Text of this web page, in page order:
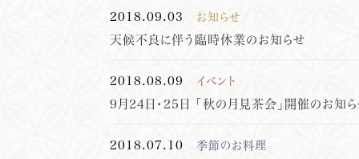
2018.09.03 お知らせ
天候不良に伴う臨時休業のお知らせ
2018.08.09 イベント
9月24日・25日 「秋の月見茶会」開催のお知
2018.07.10 季節のお料理